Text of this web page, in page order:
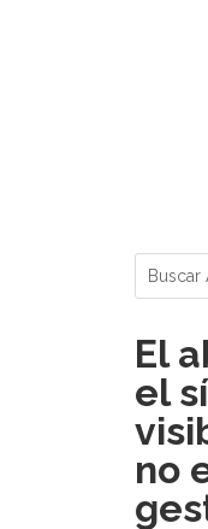
El
el
no